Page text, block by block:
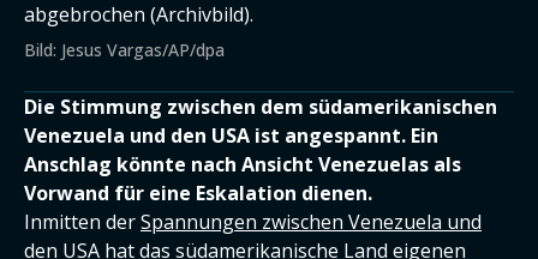
abgebrochen (Archivbild).
Bild: Jesus Vargas/AP/dpa
Die Stimmung zwischen dem südamerikanischen
Venezuela und den USA ist angespannt. Ein
Anschlag könnte nach Ansicht Venezuelas als
Vorwand für eine Eskalation dienen.
Inmitten derSpannungen zwischen Venezuela und
den USA hat das südamerikanische Land eigenen